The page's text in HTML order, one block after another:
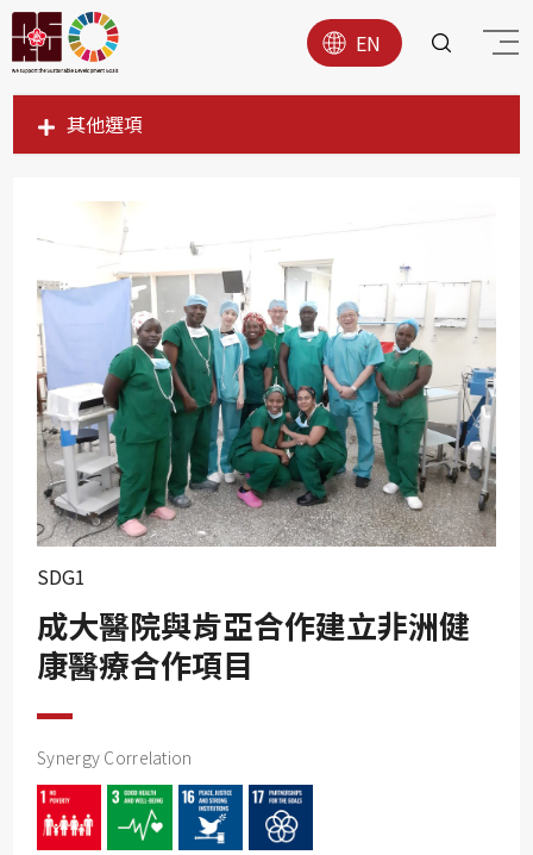
EN
其他選項
SDG1
SDG4
SDG5
SDG6
SDG7
SDG8
SDG9
SDG10
SDG12
SDG13
SDG16
SDG17
SDG1
成大醫院與肯亞合作建立非洲健
康醫療合作項目
Synergy Correlation